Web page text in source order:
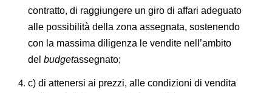
contratto, di raggiungere un giro di affari adeguato
alle possibilità della zona assegnata, sostenendo
con la massima diligenza le vendite nell’ambito
delbudgetassegnato;
c) di attenersi ai prezzi, alle condizioni di vendita